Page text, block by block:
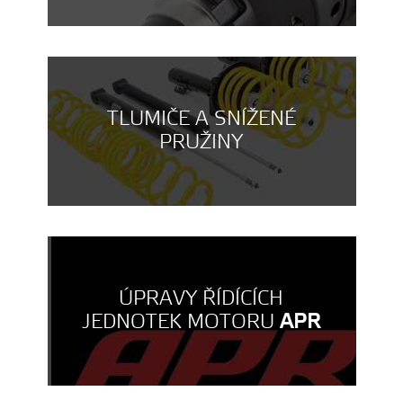
TLUMIČE A SNÍŽENÉ
PRUŽINY
ÚPRAVY ŘÍDÍCÍCH
JEDNOTEK MOTORUAPR